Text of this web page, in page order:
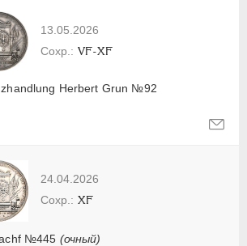
13.05.2026
Herbert Grun №92
VF-XF
24.04.2026
№445 (очный)
XF